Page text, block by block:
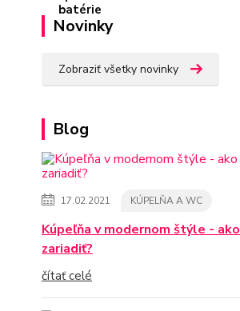
Novinky
Zobraziť všetky novinky
Blog
17.02.2021 KÚPELŇA A WC
Kúpeľňa v modernom štýle - ako
zariadiť?
čítať celé